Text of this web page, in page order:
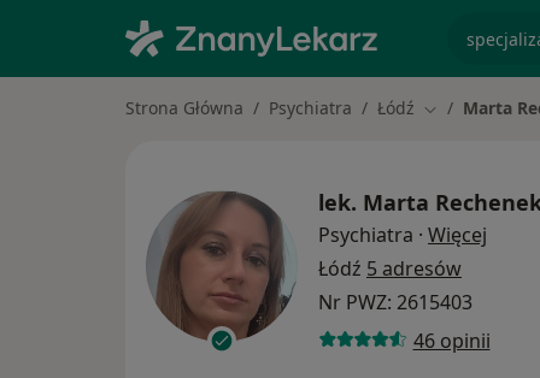
Strona Główna Psychiatra Łódź Zmień miasto
Marta
lek. Marta
Psychiatra · Więcej
Łódź 5 adresów
Nr PWZ: 2615403
46 opinii